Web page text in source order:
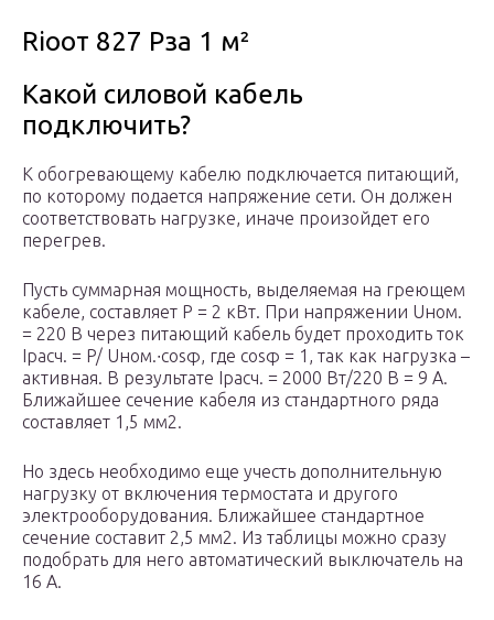
Rioот 827 Рза 1 м²
Какой силовой кабель
подключить?
К обогревающему кабелю подключается питающий,
по которому подается напряжение сети. Он должен
соответствовать нагрузке, иначе произойдет его
перегрев.
Пусть суммарная мощность, выделяемая на греющем
кабеле, составляет P = 2 кВт. При напряжении Uном.
= 220 В через питающий кабель будет проходить ток
Iрасч. = P/ Uном.∙cosφ, где cosφ = 1, так как нагрузка –
активная. В результате Iрасч. = 2000 Вт/220 В = 9 А.
Ближайшее сечение кабеля из стандартного ряда
составляет 1,5 мм2.
Но здесь необходимо еще учесть дополнительную
нагрузку от включения термостата и другого
электрооборудования. Ближайшее стандартное
сечение составит 2,5 мм2. Из таблицы можно сразу
подобрать для него автоматический выключатель на
16 А.